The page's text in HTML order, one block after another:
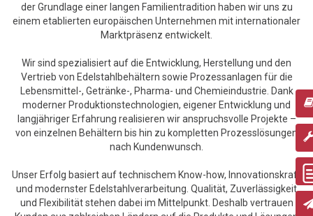
der Grundlage einer langen Familientradition haben wir uns zu
einem etablierten europäischen Unternehmen mit internationaler
Marktpräsenz entwickelt.
Wir sind spezialisiert auf die Entwicklung, Herstellung und den
Vertrieb von Edelstahlbehältern sowie Prozessanlagen für die
Lebensmittel-, Getränke-, Pharma- und Chemieindustrie. Dank
moderner Produktionstechnologien, eigener Entwicklung und
langjähriger Erfahrung realisieren wir anspruchsvolle Projekte –
von einzelnen Behältern bis hin zu kompletten Prozesslösungen
nach Kundenwunsch.
Unser Erfolg basiert auf technischem Know-how, Innovationskraft
und modernster Edelstahlverarbeitung. Qualität, Zuverlässigkeit
und Flexibilität stehen dabei im Mittelpunkt. Deshalb vertrauen